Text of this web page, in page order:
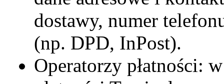
dostawy, numer
(np. DPD, InPost).
Operatorzy płatności: